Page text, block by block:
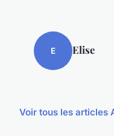
E Elise
Voir tous les articles